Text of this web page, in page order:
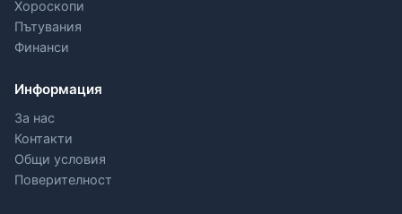
Хороскопи
Пътувания
Финанси
Информация
За нас
Контакти
Общи условия
Поверителност